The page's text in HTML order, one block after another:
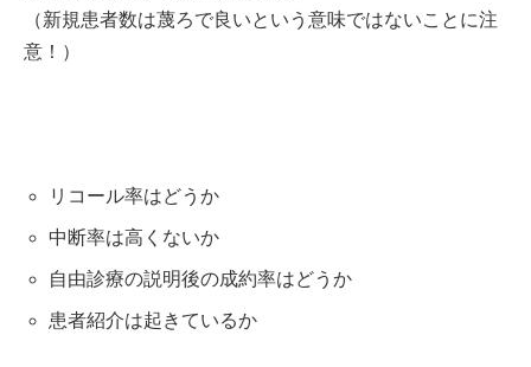
（新規患者数は蔑ろで良いという意味ではないことに注
意！）
リコール率はどうか
中断率は高くないか
自由診療の説明後の成約率はどうか
患者紹介は起きているか